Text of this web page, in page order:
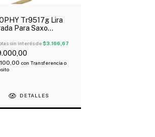
Tr9517g Lira
Para Saxo
sin interés de$3.166,67
con Transferencia o
DETALLES